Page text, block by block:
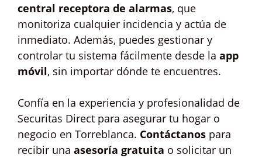
central receptora de alarmas, que
monitoriza cualquier incidencia y actúa de
inmediato. Además, puedes gestionar y
controlar tu sistema fácilmente desde la app
móvil, sin importar dónde te encuentres.
Confía en la experiencia y profesionalidad de
Securitas Direct para asegurar tu hogar o
negocio en Torreblanca. Contáctanos para
recibir una asesoría gratuita o solicitar un